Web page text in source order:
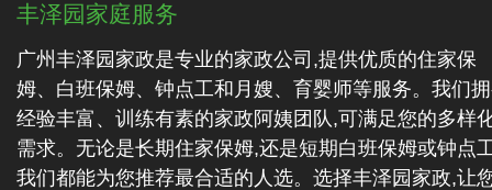
丰泽园家庭服务
广州丰泽园家政是专业的家政公司,提供优质的住家保
姆、白班保姆、钟点工和月嫂、育婴师等服务。我们
经验丰富、训练有素的家政阿姨团队,可满足您的多样
需求。无论是长期住家保姆,还是短期白班保姆或钟点
我们都能为您推荐最合适的人选。选择丰泽园家政,让